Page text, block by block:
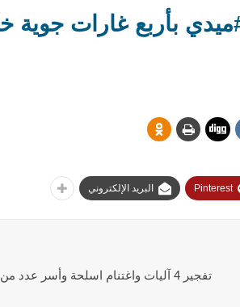
بأربع غارات جوية
Pinterest البريد الإلكتروني
تفجير 4 آليات واغتنام اسلحة وأسر عدد من مليشيا التحالف في #الجوف